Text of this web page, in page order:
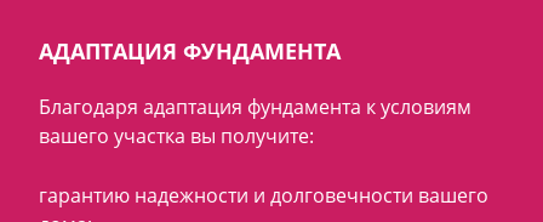
АДАПТАЦИЯ ФУНДАМЕНТА
Благодаря адаптация фундамента к условиям
вашего участка вы получите:
гарантию надежности и долговечности вашего